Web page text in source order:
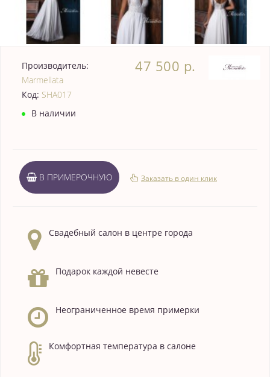
Производитель:
Marmellata
Код: SHA017
В наличии
47 500 р.
В ПРИМЕРОЧНУЮ Заказать в один клик
Свадебный салон в центре города
Подарок каждой невесте
Неограниченное время примерки
Комфортная температура в салоне